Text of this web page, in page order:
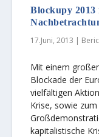
Blockupy
17.Juni, 2013 |
Mit einem
Blockade der
vielfältigen
Krise, sowie
kapitalistische